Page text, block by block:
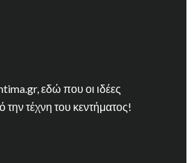
εδώ που οι ιδέες
τέχνη του κεντήματος!